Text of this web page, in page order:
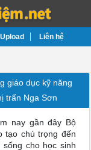
Upload Liên hệ
giáo dục kỹ năng
trấn Nga Sơn
nay gần đây Bộ
tạo chú trọng đến
cho học sinh